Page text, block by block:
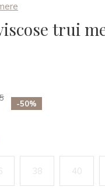
trui
-50%
38 40